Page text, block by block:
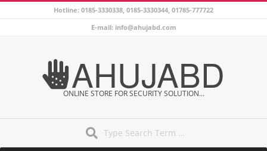
to
Hotline: 0185-3330338, 0185-3330344, 01785-777722
E-mail: info@ahujabd.com
AHUJABD
ONLINE STORE FOR SECURITY SOLUTION...